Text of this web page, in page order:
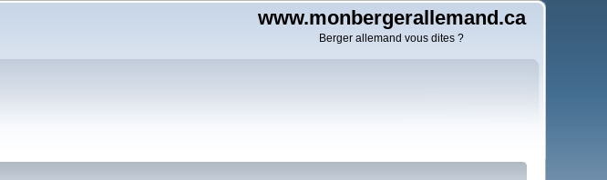
www.monbergerallemand.ca
Berger allemand vous dites ?